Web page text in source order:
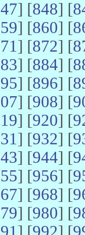
] [848] [
] [860] [
] [872] [
] [884] [
] [896] [
] [908] [
] [920] [
] [932] [
] [944] [
] [956] [
] [968] [
] [980] [